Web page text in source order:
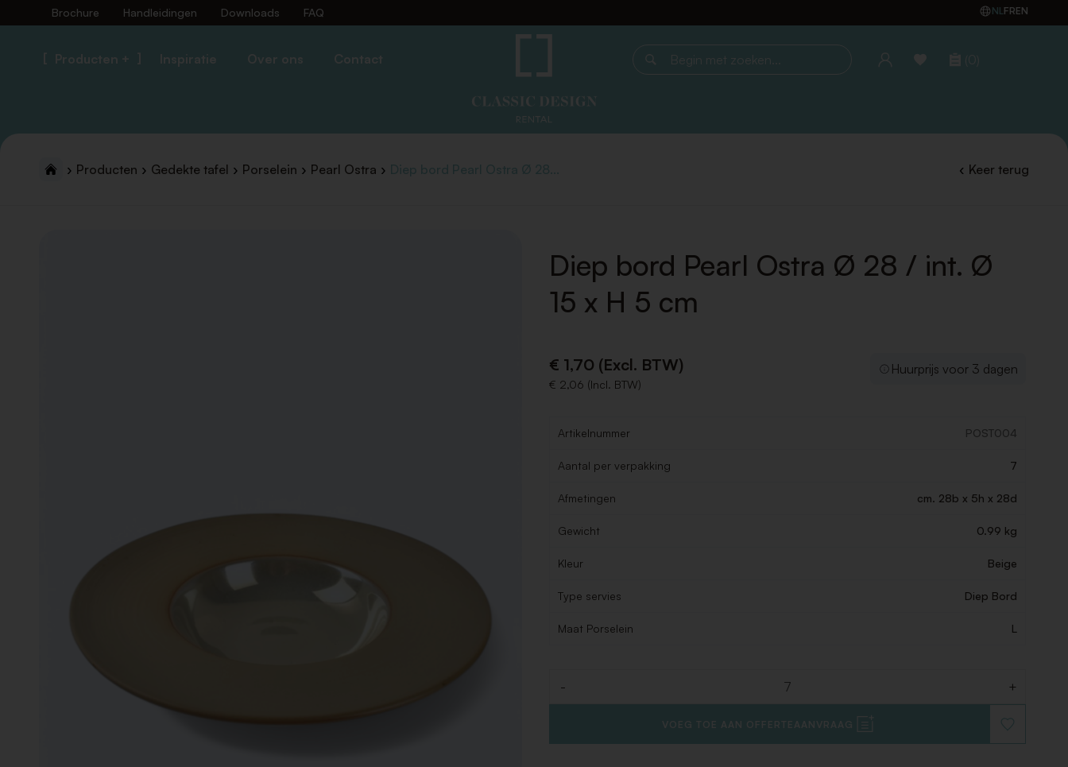
Brochure Handleidingen Downloads FAQ NLFREN
Producten + Inspiratie Over ons Contact
Begin met zoeken... (0)
Producten Gedekte tafel Porselein Pearl Ostra Diep bord Pearl Ostra Ø 28... Keer terug
Diep bord Pearl Ostra Ø 28 / int. Ø
15 x H 5 cm
€ 1,70 (Excl. BTW)
€ 2,06 (Incl. BTW)
Huurprijs voor 3 dagen
Artikelnummer POST004
Aantal per verpakking 7
Afmetingen cm. 28b x 5h x 28d
Gewicht 0.99 kg
Kleur Beige
Type servies Diep Bord
Maat Porselein L
- +
VOEG TOE AAN OFFERTEAANVRAAG
TOE